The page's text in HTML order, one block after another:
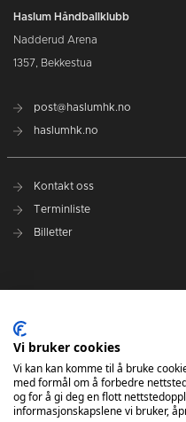
Haslum Håndballklubb
Nadderud Arena
1357, Bekkestua
post@haslumhk.no
haslumhk.no
Kontakt oss
Terminliste
Billetter
Ansvarlig redaktør: Tore
Vi bruker cookies
Vi kan kan komme til å bruke
med formål om å forbedre
og for å gi deg en flott
informasjonskapslene vi bruker,